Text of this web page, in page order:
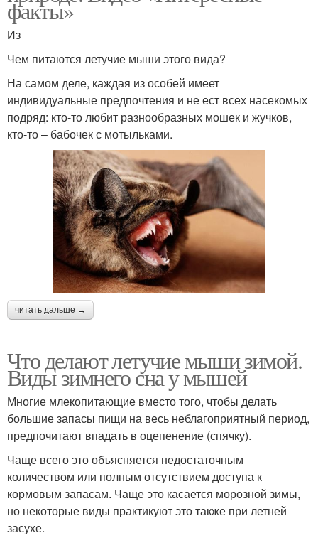
факты»
Из
Чем питаются летучие мыши этого вида?
На самом деле, каждая из особей имеет
индивидуальные предпочтения и не ест всех насекомых
подряд: кто-то любит разнообразных мошек и жучков,
кто-то – бабочек с мотыльками.
читать дальше →
Что делают летучие мыши зимой.
Виды зимнего сна у мышей
Многие млекопитающие вместо того, чтобы делать
большие запасы пищи на весь неблагоприятный период,
предпочитают впадать в оцепенение (спячку).
Чаще всего это объясняется недостаточным
количеством или полным отсутствием доступа к
кормовым запасам. Чаще это касается морозной зимы,
но некоторые виды практикуют это также при летней
засухе.